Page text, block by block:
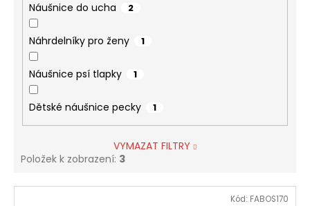
Náušnice do ucha 2
Náhrdelníky pro ženy 1
Náušnice psí tlapky 1
Dětské náušnice pecky 1
VYMAZAT FILTRY
Položek k zobrazení: 3
V Kód: FABOS170